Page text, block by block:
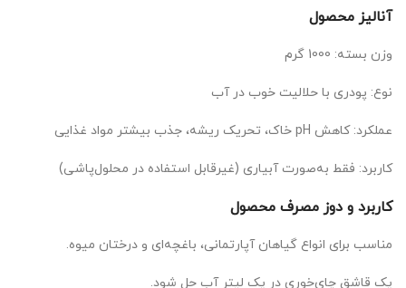
آنالیز محصول
وزن بسته: 1000 گرم
نوع: پودری با حلالیت خوب در آب
عملکرد: کاهش pH خاک، تحریک ریشه، جذب بیشتر مواد غذایی
کاربرد: فقط به‌صورت آبیاری (غیرقابل استفاده در محلول‌پاشی)
کاربرد و دوز مصرف محصول
مناسب برای انواع گیاهان آپارتمانی، باغچه‌ای و درختان میوه.
یک قاشق چای‌خوری در یک لیتر آب حل شود.